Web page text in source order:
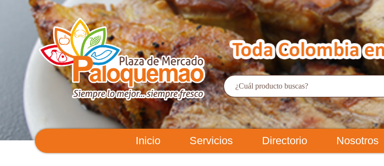
Inicio Servicios Directorio Nosotros